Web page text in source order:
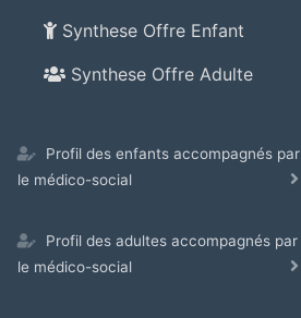
Synthese Offre Enfant
Synthese Offre Adulte
Profil des enfants accompagnés par
le médico-social
Profil des adultes accompagnés par
le médico-social